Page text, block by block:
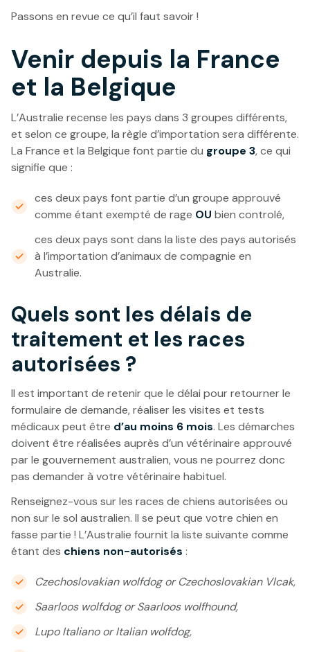
Passons en revue ce qu’il faut savoir !
Venir depuis la France
et la Belgique
L’Australie recense les pays dans 3 groupes différents,
et selon ce groupe, la règle d’importation sera différente.
La France et la Belgique font partie du groupe 3, ce qui
signifie que :
ces deux pays font partie d’un groupe approuvé
comme étant exempté de rage OU bien controlé,
ces deux pays sont dans la liste des pays autorisés
à l’importation d’animaux de compagnie en
Australie.
Quels sont les délais de
traitement et les races
autorisées ?
Il est important de retenir que le délai pour retourner le
formulaire de demande, réaliser les visites et tests
médicaux peut être d’au moins 6 mois. Les démarches
doivent être réalisées auprès d’un vétérinaire approuvé
par le gouvernement australien, vous ne pourrez donc
pas demander à votre vétérinaire habituel.
Renseignez-vous sur les races de chiens autorisées ou
non sur le sol australien. Il se peut que votre chien en
fasse partie ! L’Australie fournit la liste suivante comme
étant des chiens non-autorisés :
Czechoslovakian wolfdog or Czechoslovakian Vlcak,
Saarloos wolfdog or Saarloos wolfhound,
Lupo Italiano or Italian wolfdog,